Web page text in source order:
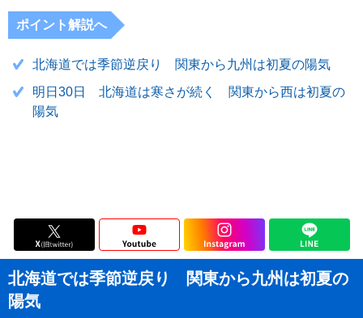
ポイント解説へ
北海道では季節逆戻り 関東から九州は初夏の陽気
明日30日 北海道は寒さが続く 関東から西は初夏の
陽気
北海道では季節逆戻り 関東から九州は初夏の
陽気